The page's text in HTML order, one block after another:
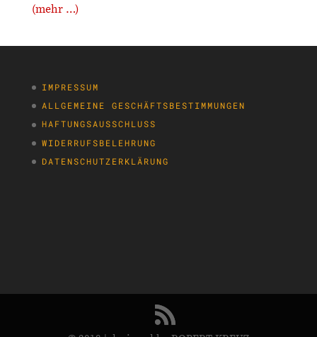
(mehr …)
IMPRESSUM
ALLGEMEINE GESCHÄFTSBESTIMMUNGEN
HAFTUNGSAUSSCHLUSS
WIDERRUFSBELEHRUNG
DATENSCHUTZERKLÄRUNG